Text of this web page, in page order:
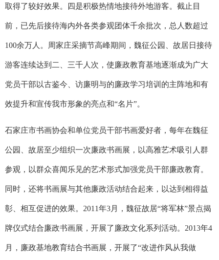
取得了较好效果。四是积极热情地接待外地游客。截止目
前，已先后接待海内外各类参观团体千余批次，总人数超过
100余万人。周家庄采摘节高峰期间，魏征公园、故居日接待
游客连续达到二、三千人次，使廉政教育基地逐渐成为广大
党员干部以古鉴今、访廉明与的廉政学习培训的主阵地和有
效提升和宣传我市形象的亮点和“名片”。
石家庄市书画协会和单位党员干部书画爱好者，每年在魏征
公园、故居至少组织一次廉政书画展，以高雅艺术吸引人群
参观，以群众喜闻乐见的艺术形式加强党员干部廉政教育。
同时，还将书画展与其他廉政活动结合起来，以达到相得益
彰、相互促进的效果。 2011年3月，魏征故居“将军林”景点揭
牌仪式结合廉政书画展，开展了廉政文化系列活动。 2013年4
月，廉政基地教育结合书画展，开展了“改进作风从我做